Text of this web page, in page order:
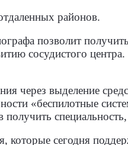
районов.
позволит
сосудистого
через выделение
«беспилотные
сегодня